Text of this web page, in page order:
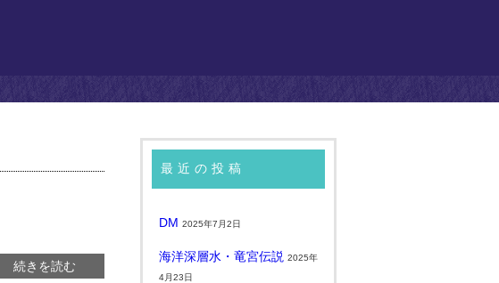
最近の投稿
DM 2025年7月2日
海洋深層水・竜宮伝説 2025年
4月23日
続きを読む